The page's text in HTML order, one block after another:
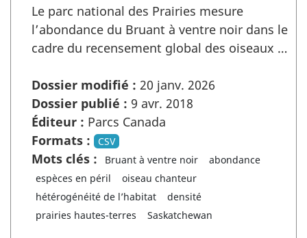
Le parc national des Prairies mesure
l’abondance du Bruant à ventre noir dans le
cadre du recensement global des oiseaux …
Dossier modifié : 20 janv. 2026
Dossier publié : 9 avr. 2018
Éditeur : Parcs Canada
Formats :
CSV
Mots clés : Bruant à ventre noir
abondance
espèces en péril
oiseau chanteur
hétérogénéité de l’habitat
densité
prairies hautes-terres
Saskatchewan